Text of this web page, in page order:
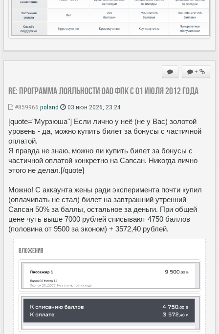
+
Re: Программа лояльности ОАО ФПК с 01 июля 2012 года
#859966 poland 03 июн 2026, 23:24
[quote="Мурзюша"] Если лично у неё (не у Вас) золотой
уровень - да, можно купить билет за бонусы с частичной
оплатой.
Я правда не знаю, можно ли купить билет за бонусы с
частичной оплатой конкретно на Сапсан. Никогда лично
этого не делал.[/quote]
Можно! С аккаунта жены ради эксперимента почти купил
(оплачивать не стал) билет на завтрашний утренний
Сапсан 50% за баллы, остальное за деньги. При общей
цене чуть выше 7000 рублей списывают 4750 баллов
(половина от 9500 за эконом) + 3572,40 рублей.
Вложения